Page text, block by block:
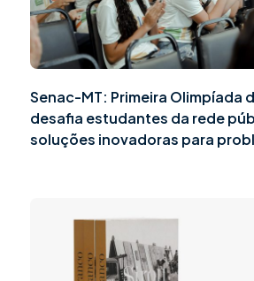
Senac-MT: Primeira Olimpíada
desafia estudantes da rede
soluções inovadoras para